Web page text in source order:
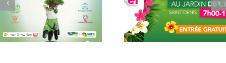
samedi 25 mai
2024 au Jardin de
l’Etat
Salon du
2022